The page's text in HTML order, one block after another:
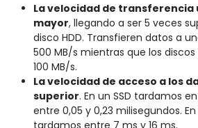
La velocidad de transferencia
mayor, llegando a ser 5 veces
disco HDD. Transfieren datos a
500 MB/s mientras que los
100 MB/s.
La velocidad de acceso a los
superior. En un SSD tardamos
entre 0,05 y 0,23 milisegundos.
tardamos entre 7 ms y 16 ms.